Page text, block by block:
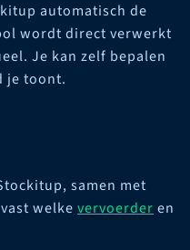
automatisch de
wordt direct verwerkt
Je kan zelf bepalen
je toont.
samen met
welke vervoerder en